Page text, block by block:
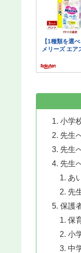
小学
先生
先生
先生
あ
先
保護
保
小
中